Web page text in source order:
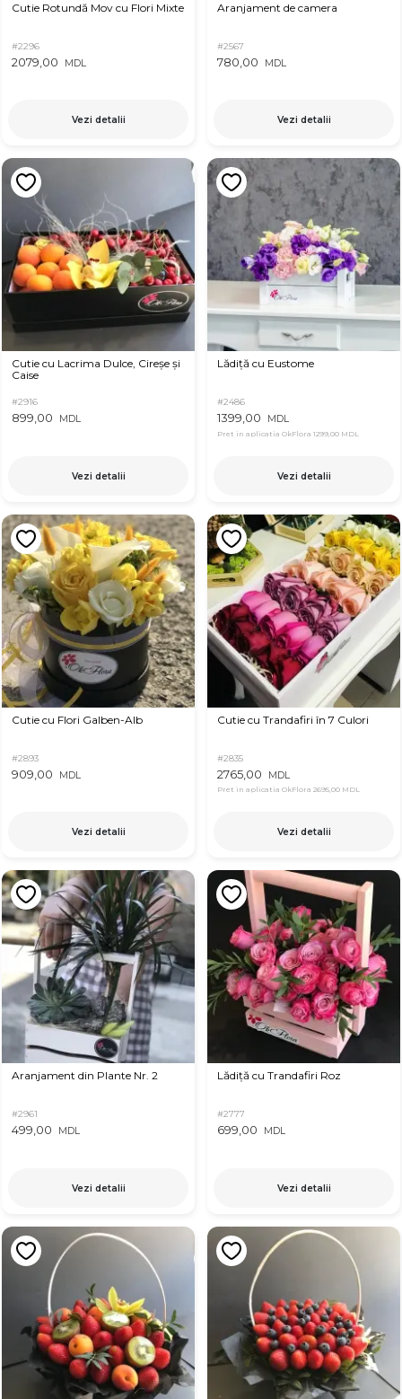
Cutie Rotundă Mov cu Flori Mixte
#2296
2079,00 MDL
Vezi detalii
Aranjament de camera
#2567
780,00 MDL
Vezi detalii
Cutie cu Lacrima Dulce, Cireșe și
Caise
#2916
899,00 MDL
Vezi detalii
Lădiță cu Eustome
#2486
1399,00 MDL
Pret in aplicatia OkFlora 1299,00 MDL
Vezi detalii
Cutie cu Flori Galben-Alb
#2893
909,00 MDL
Vezi detalii
Cutie cu Trandafiri în 7 Culori
#2835
2765,00 MDL
Pret in aplicatia OkFlora 2695,00 MDL
Vezi detalii
Aranjament din Plante Nr. 2
#2961
499,00 MDL
Vezi detalii
Lădiță cu Trandafiri Roz
#2777
699,00 MDL
Vezi detalii